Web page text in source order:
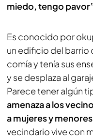
miedo, tengo
Es conocido por
un edificio del barrio
comía y tenía sus
y se desplaza al
Parece tener algún
amenaza a los
a mujeres y
vecindario vive con